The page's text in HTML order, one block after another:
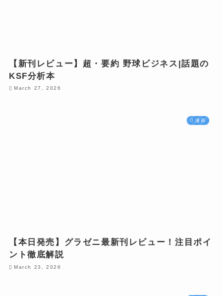
【新刊レビュー】超・要約 野球ビジネス|話題の
KSF分析本
March 27, 2026
漫画
【本日発売】グラゼニ最新刊レビュー！注目ポイ
ント徹底解説
March 23, 2026